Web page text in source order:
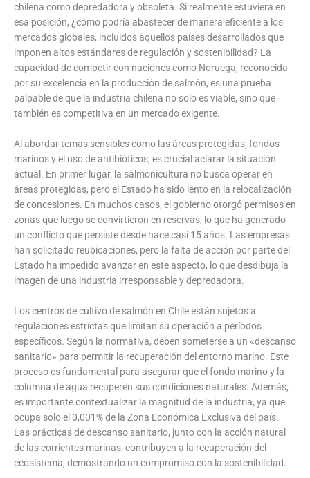
chilena como depredadora y obsoleta. Si realmente estuviera en
esa posición, ¿cómo podría abastecer de manera eficiente a los
mercados globales, incluidos aquellos países desarrollados que
imponen altos estándares de regulación y sostenibilidad? La
capacidad de competir con naciones como Noruega, reconocida
por su excelencia en la producción de salmón, es una prueba
palpable de que la industria chilena no solo es viable, sino que
también es competitiva en un mercado exigente.
Al abordar temas sensibles como las áreas protegidas, fondos
marinos y el uso de antibióticos, es crucial aclarar la situación
actual. En primer lugar, la salmonicultura no busca operar en
áreas protegidas, pero el Estado ha sido lento en la relocalización
de concesiones. En muchos casos, el gobierno otorgó permisos en
zonas que luego se convirtieron en reservas, lo que ha generado
un conflicto que persiste desde hace casi 15 años. Las empresas
han solicitado reubicaciones, pero la falta de acción por parte del
Estado ha impedido avanzar en este aspecto, lo que desdibuja la
imagen de una industria irresponsable y depredadora.
Los centros de cultivo de salmón en Chile están sujetos a
regulaciones estrictas que limitan su operación a períodos
específicos. Según la normativa, deben someterse a un «descanso
sanitario» para permitir la recuperación del entorno marino. Este
proceso es fundamental para asegurar que el fondo marino y la
columna de agua recuperen sus condiciones naturales. Además,
es importante contextualizar la magnitud de la industria, ya que
ocupa solo el 0,001% de la Zona Económica Exclusiva del país.
Las prácticas de descanso sanitario, junto con la acción natural
de las corrientes marinas, contribuyen a la recuperación del
ecosistema, demostrando un compromiso con la sostenibilidad.